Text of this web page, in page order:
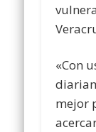
«Con
mejor